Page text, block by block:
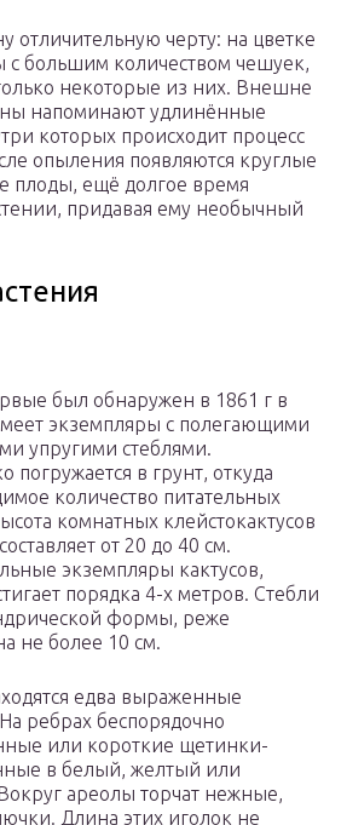
отличительную черту: на цветке
с большим количеством чешуек,
некоторые из них. Внешне
напоминают удлинённые
которых происходит процесс
опыления появляются круглые
плоды, ещё долгое время
придавая ему необычный
был обнаружен в 1861 г в
экземпляры с полегающими
упругими стеблями.
погружается в грунт, откуда
количество питательных
комнатных клейстокактусов
от 20 до 40 см.
экземпляры кактусов,
порядка 4-х метров. Стебли
формы, реже
не более 10 см.
едва выраженные
ребрах беспорядочно
или короткие щетинки-
в белый, желтый или
ареолы торчат нежные,
Длина этих иголок не